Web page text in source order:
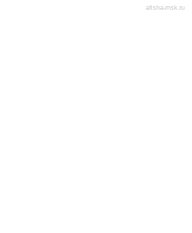
afisha-msk.ru